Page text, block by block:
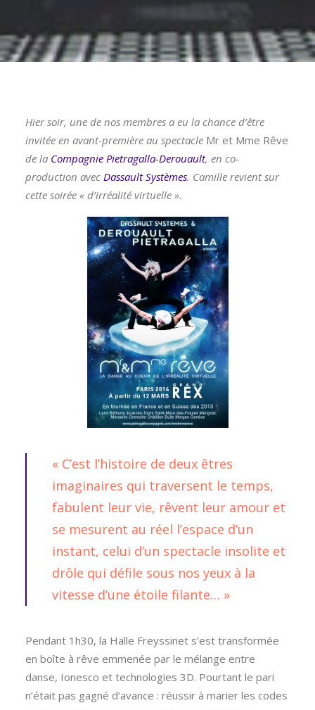
Hier soir, une de nos membres a eu la chance d’être
invitée en avant-première au spectacle Mr et Mme Rêve
de la Compagnie Pietragalla-Derouault, en co-
production avec Dassault Systèmes. Camille revient sur
cette soirée « d’irréalité virtuelle ».
« C’est l’histoire de deux êtres
imaginaires qui traversent le temps,
fabulent leur vie, rêvent leur amour et
se mesurent au réel l’espace d’un
instant, celui d’un spectacle insolite et
drôle qui défile sous nos yeux à la
vitesse d’une étoile filante… »
Pendant 1h30, la Halle Freyssinet s’est transformée
en boîte à rêve emmenée par le mélange entre
danse, Ionesco et technologies 3D. Pourtant le pari
n’était pas gagné d’avance : réussir à marier les codes